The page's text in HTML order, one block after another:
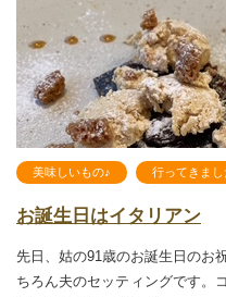
美味しいもの♪ 行ってきまし
お誕生日はイタリアン
先日、姑の91歳のお誕生日のお
ちろん夫のセッティングです。